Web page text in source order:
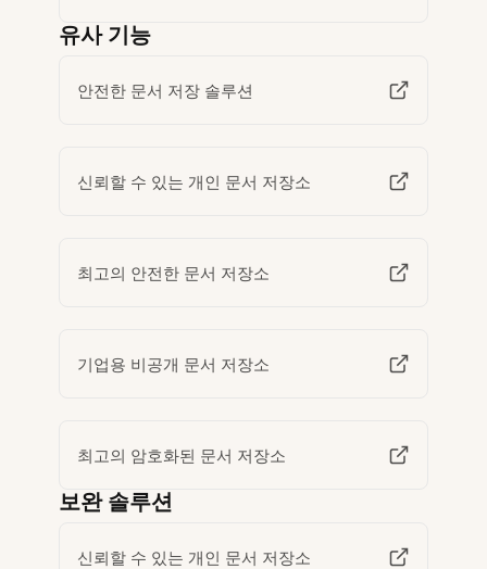
유사 기능
안전한 문서 저장 솔루션
신뢰할 수 있는 개인 문서 저장소
최고의 안전한 문서 저장소
기업용 비공개 문서 저장소
최고의 암호화된 문서 저장소
보완 솔루션
신뢰할 수 있는 개인 문서 저장소